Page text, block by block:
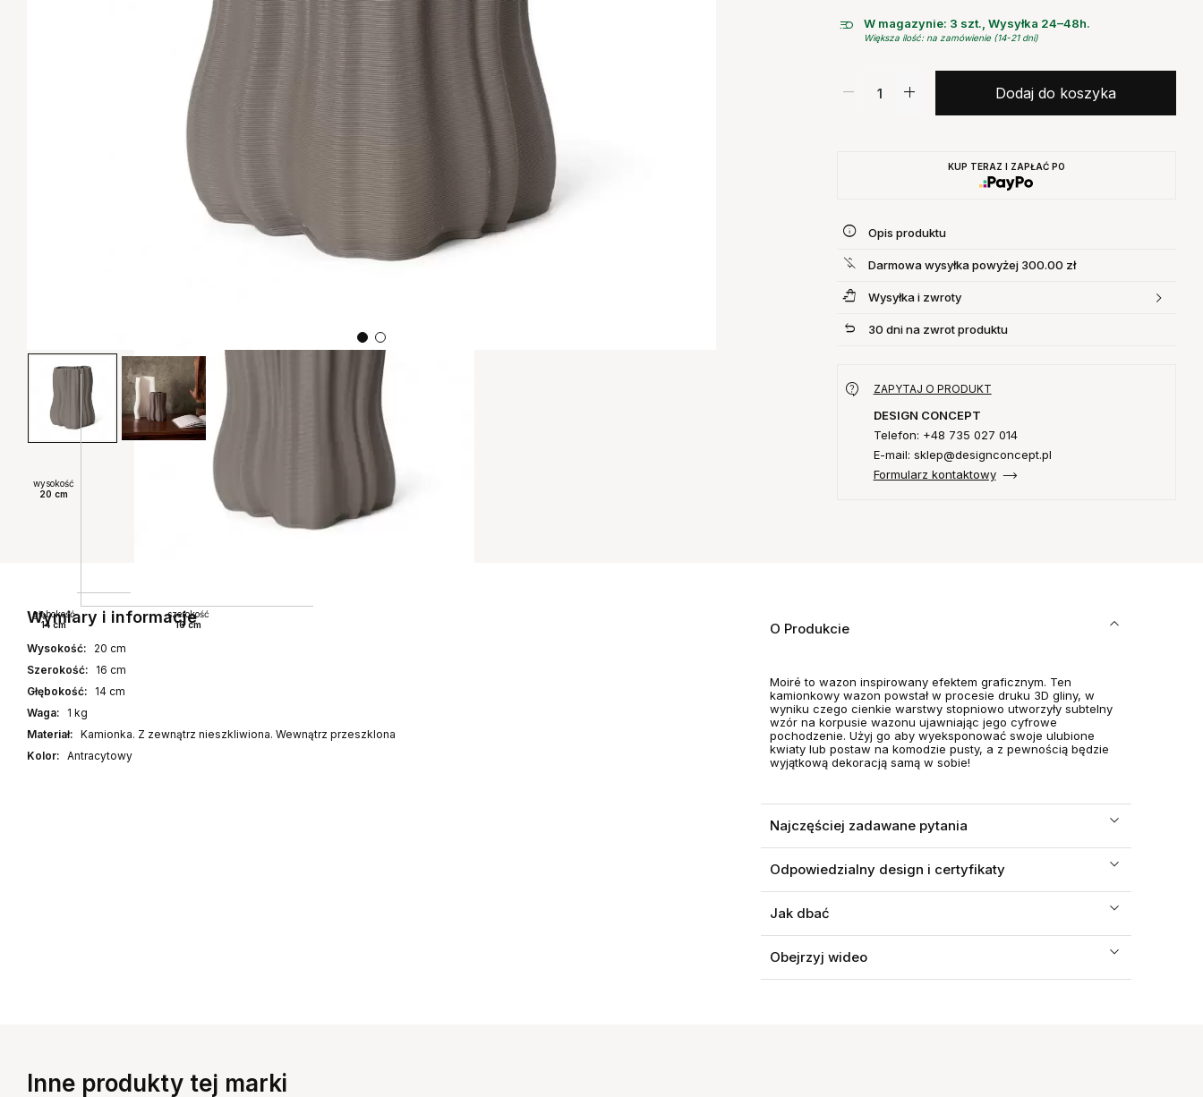
W magazynie: 3 szt., Wysyłka 24–48h.
Większa ilość: na zamówienie (14-21 dni)
Dodaj do koszyka
KUP TERAZ I ZAPŁAĆ PO
Opis produktu
Darmowa wysyłka powyżej 300.00 zł
Wysyłka i zwroty
30 dni na zwrot produktu
ZAPYTAJ O PRODUKT
DESIGN CONCEPT
Telefon: +48 735 027 014
E-mail: sklep@designconcept.pl
Formularz kontaktowy
Wymiary i informacje
wysokość
20 cm
szerokość
16 cm
głębokość
14 cm
Wysokość:
20 cm
Szerokość:
16 cm
Głębokość:
14 cm
Waga:
1 kg
Materiał: Kamionka. Z zewnątrz nieszkliwiona. Wewnątrz przeszklona
Kolor: Antracytowy
O Produkcie
Moiré to wazon inspirowany efektem graficznym. Ten
kamionkowy wazon powstał w procesie druku 3D gliny, w
wyniku czego cienkie warstwy stopniowo utworzyły subtelny
wzór na korpusie wazonu ujawniając jego cyfrowe
pochodzenie. Użyj go aby wyeksponować swoje ulubione
kwiaty lub postaw na komodzie pusty, a z pewnością będzie
wyjątkową dekoracją samą w sobie!
Najczęściej zadawane pytania
Odpowiedzialny design i certyfikaty
Jak dbać
Obejrzyj wideo
Inne produkty tej marki